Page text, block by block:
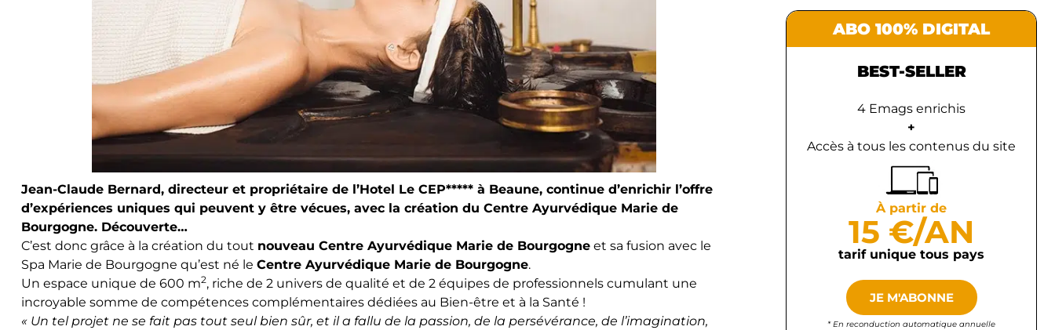
Jean-Claude Bernard, directeur et propriétaire de l’Hotel Le CEP***** à Beaune, continue d’enrichir l’offre
d’expériences uniques qui peuvent y être vécues, avec la création du Centre Ayurvédique Marie de
Bourgogne. Découverte…
C’est donc grâce à la création du tout nouveau Centre Ayurvédique Marie de Bourgogne et sa fusion avec le
Spa Marie de Bourgogne qu’est né le Centre Ayurvédique Marie de Bourgogne.
Un espace unique de 600 m2, riche de 2 univers de qualité et de 2 équipes de professionnels cumulant une
incroyable somme de compétences complémentaires dédiées au Bien-être et à la Santé !
« Un tel projet ne se fait pas tout seul bien sûr, et il a fallu de la passion, de la persévérance, de l’imagination,
ABO 100% DIGITAL
BEST-SELLER
4 Emags enrichis
+
Accès à tous les contenus du site
À partir de
15 €/AN
tarif unique tous pays
JE M'ABONNE
* En reconduction automatique annuelle